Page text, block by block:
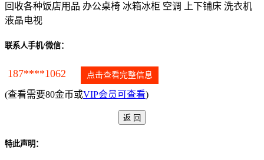
回收各种饭店用品 办公桌椅 冰箱冰柜 空调 上下铺床 洗衣机
液晶电视
联系人手机/微信：
187****1062 点击查看完整信息
(查看需要80金币或VIP会员可查看)
特此声明：